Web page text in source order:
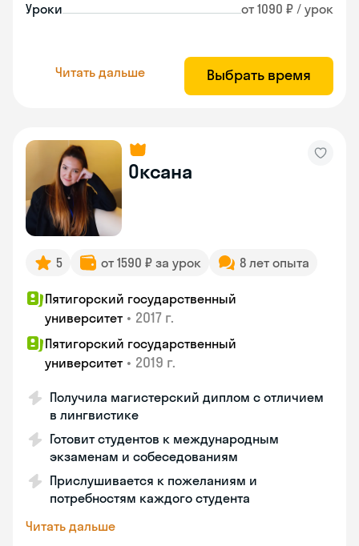
Уроки от 1090 ₽ / урок
Читать дальше Выбрать время
Оксана
5 от 1590 ₽ за урок 8 лет опыта
Пятигорский государственный
университет • 2017 г.
Пятигорский государственный
университет • 2019 г.
Получила магистерский диплом с отличием
в лингвистике
Готовит студентов к международным
экзаменам и собеседованиям
Прислушивается к пожеланиям и
потребностям каждого студента
Читать дальше